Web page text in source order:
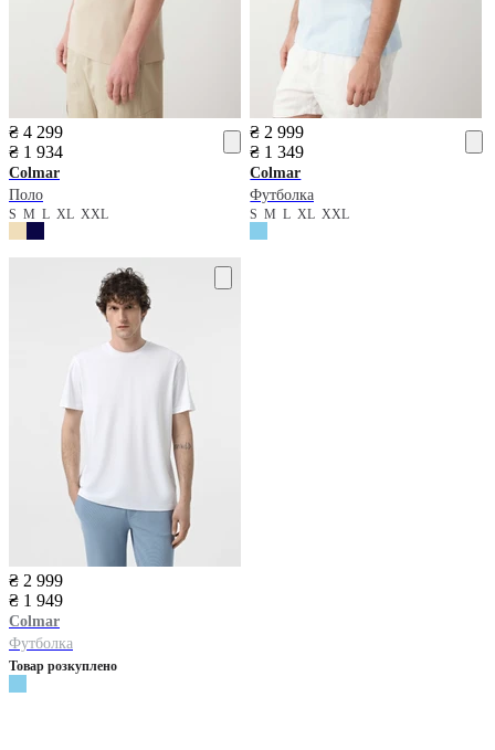
₴ 4 299
₴ 1 934
Colmar
Поло
S M L XL XXL
₴ 2 999
₴ 1 349
Colmar
Футболка
SMLXLXXL
₴ 2 999
₴ 1 949
Colmar
Футболка
Товар розкуплено